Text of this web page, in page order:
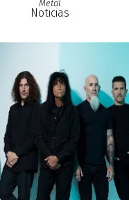
Metal
Noticias